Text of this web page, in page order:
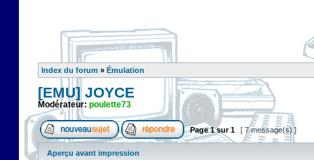
Index du forum » Émulation
[EMU] JOYCE
Modérateur: poulette73
Page1sur1 [ 7 message(s) ]
Aperçu avant impression